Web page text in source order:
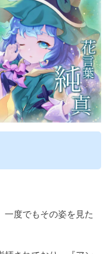
一度でもその姿を見た